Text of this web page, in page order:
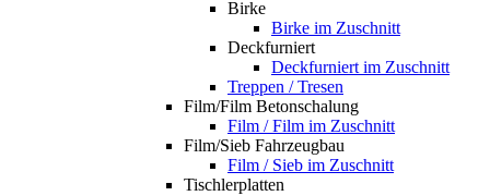
Birke
Birke im Zuschnitt
Deckfurniert
Deckfurniert im Zuschnitt
Treppen / Tresen
Film/Film Betonschalung
Film / Film im Zuschnitt
Film/Sieb Fahrzeugbau
Film / Sieb im Zuschnitt
Tischlerplatten